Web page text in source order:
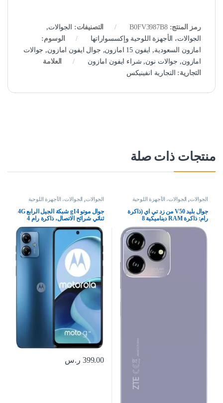
رمز المنتج:B0FV3987B8 التصنيفات: الجوالات,
الجوالات، الأجهزة اللوحية وإكسسواراتها
الوسوم:
امازون السعودية, ايفون 15 امازون , جوال ايفون امازون, جوالات
امازون, جوالات نون, شراء ايفون امازون
العلامة
التجارية: التجارية انفينيكس
منتجات ذات صلة
الجوالات الجوالات، الأجهزة اللوحية
وإكسسواراتها
جوال بليد V50 من زد تي اي (ذاكرة
رام: ذاكرة RAM ديناميكية 8
جيجابايت + 10 جيجابايت، ذاكرة روم:
256 جيجابايت)، شاشة كبيرة 6.6 بوصة
FHD+ ، الكاميرا الخلفية: 50
ميجابكسل + 2 ميجابكسل + 2
الجوالات الجوالات، الأجهزة اللوحية
وإكسسواراتها
جوال موتو g14 شبكة الجيل الرابع 4G
ثنائي شرائح الاتصال، ذاكرة رام 4
جيجابايت وذاكرة داخلية 128 جيجابايت
وشاشة بدقة FHD+ بمعدل تحديث 60
هرتز وكاميرا بدقة 50 ميجابكسل من
موتورولا، لون أزرق سماوي
399.00 ر.س